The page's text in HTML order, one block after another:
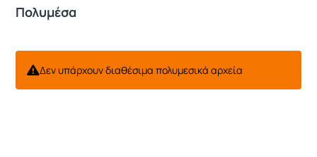
Πολυμέσα
Δεν υπάρχουν διαθέσιμα πολυμεσικά αρχεία